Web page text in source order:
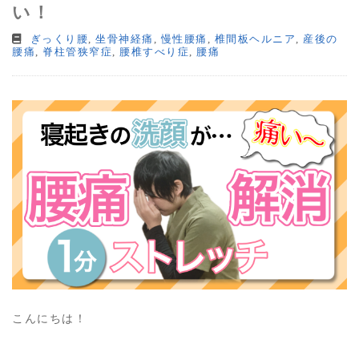
い！
ぎっくり腰, 坐骨神経痛 ,慢性腰痛 , 椎間板ヘルニア , 産後の
腰痛 , 脊柱管狭窄症 , 腰椎すべり症 , 腰痛
こんにちは！